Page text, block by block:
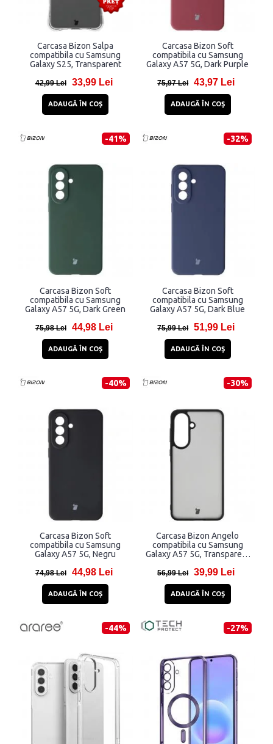
Carcasa Bizon Salpa
compatibila cu Samsung
Galaxy S25, Transparent
42,99 Lei 33,99 Lei
ADAUGĂ ÎN COŞ
Carcasa Bizon Soft
compatibila cu Samsung
Galaxy A57 5G, Dark Purple
75,97 Lei 43,97 Lei
ADAUGĂ ÎN COŞ
-41%
Carcasa Bizon Soft
compatibila cu Samsung
Galaxy A57 5G, Dark Green
75,98 Lei 44,98 Lei
ADAUGĂ ÎN COŞ
-32%
Carcasa Bizon Soft
compatibila cu Samsung
Galaxy A57 5G, Dark Blue
75,99 Lei 51,99 Lei
ADAUGĂ ÎN COŞ
-40%
Carcasa Bizon Soft
compatibila cu Samsung
Galaxy A57 5G, Negru
74,98 Lei 44,98 Lei
ADAUGĂ ÎN COŞ
-30%
Carcasa Bizon Angelo
compatibila cu Samsung
Galaxy A57 5G, Transparent
56,99 Lei 39,99 Lei
ADAUGĂ ÎN COŞ
-44% -27%